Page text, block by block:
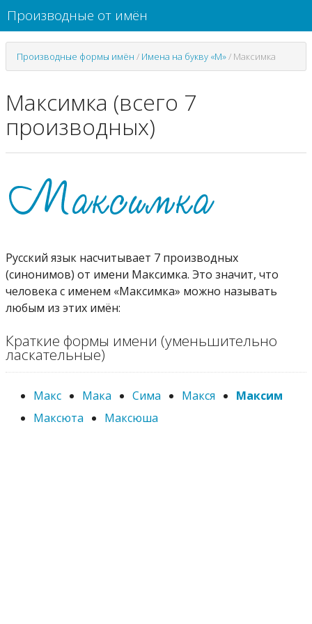
Производные от имён
Производные формы имён / Имена на букву «М»/ Максимка
Максимка (всего 7
производных)
Русский язык насчитывает 7 производных
(синонимов) от имени Максимка. Это значит, что
человека с именем «Максимка» можно называть
любым из этих имён:
Краткие формы имени (уменьшительно
ласкательные)
Макс Мака Сима Макся
Максим
Максюта
Максюша